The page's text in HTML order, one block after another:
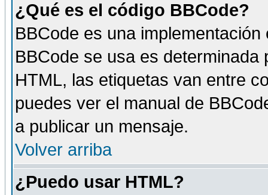
¿Qué es el código BBCode?
BBCode es una
BBCode se usa es
HTML, las etiquetas van entre
puedes ver el manual de
a publicar un mensaje.
Volver arriba
¿Puedo usar HTML?